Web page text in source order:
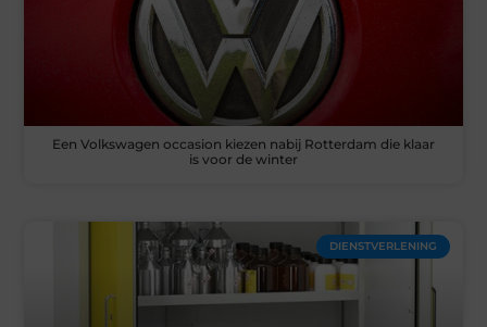
Een Volkswagen occasion kiezen nabij Rotterdam die klaar
is voor de winter
DIENSTVERLENING